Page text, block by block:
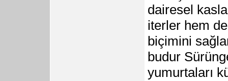
dairesel
iterler hem
biçimini
budur
yumurtaları